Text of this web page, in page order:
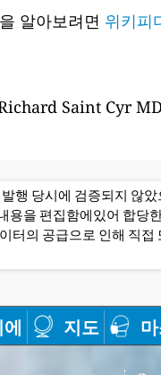
알아보려면 위키피
Saint Cyr
행 당시에 검증되지 않
용을 편집함에있어 합당
터의 공급으로 인해 직
지도